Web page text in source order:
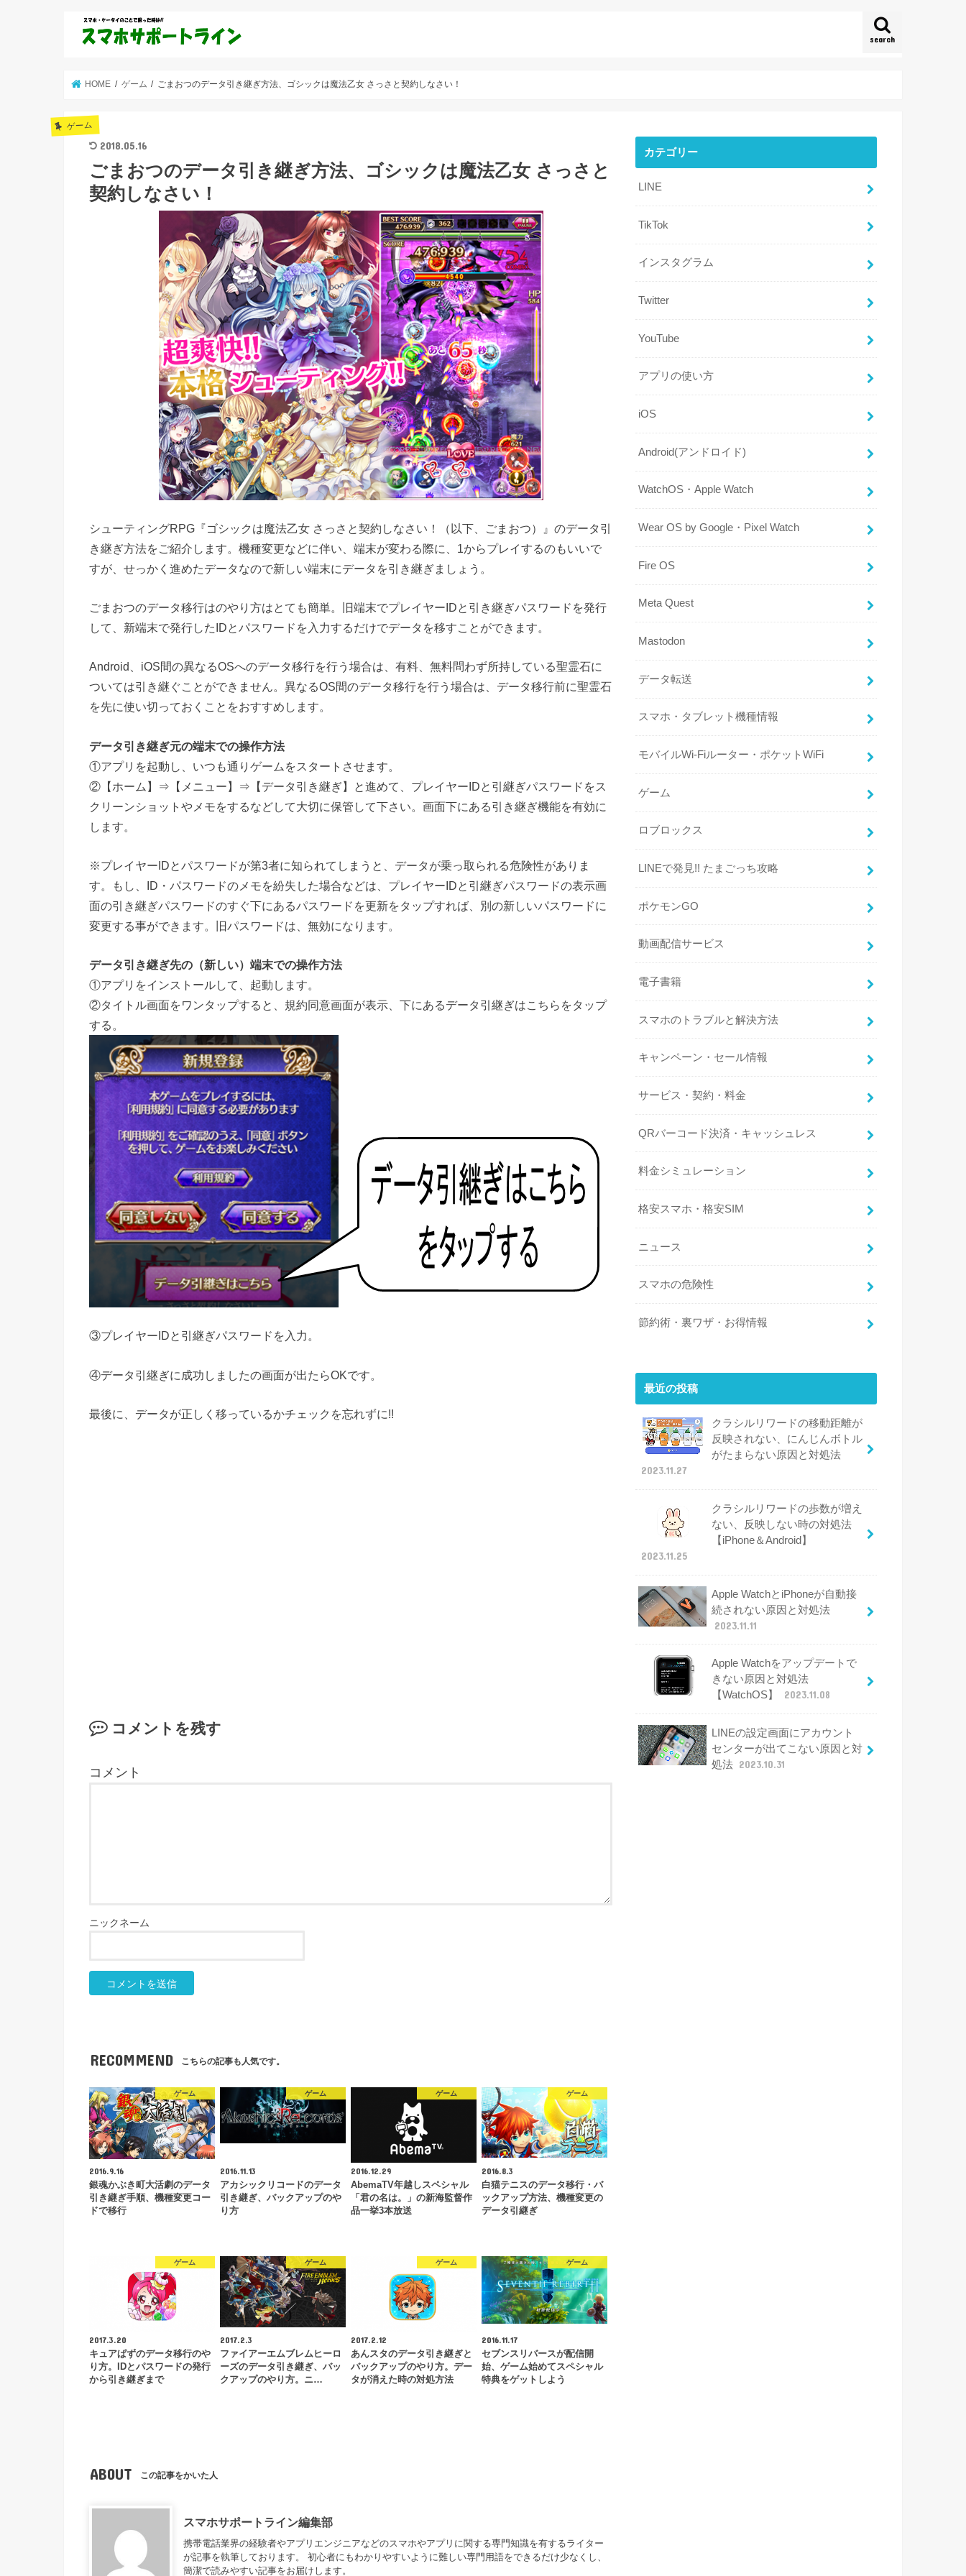
search
HOME ゲーム ごまおつのデータ引き継ぎ方法、ゴシックは魔法乙女 さっさと契約しなさい！
ゲーム
2018.05.16
ごまおつのデータ引き継ぎ方法、ゴシックは魔法乙女 さっさと
契約しなさい！
シューティングRPG『ゴシックは魔法乙女 さっさと契約しなさい！（以下、ごまおつ）』のデータ引
き継ぎ方法をご紹介します。機種変更などに伴い、端末が変わる際に、1からプレイするのもいいで
すが、せっかく進めたデータなので新しい端末にデータを引き継ぎましょう。
ごまおつのデータ移行はのやり方はとても簡単。旧端末でプレイヤーIDと引き継ぎパスワードを発行
して、新端末で発行したIDとパスワードを入力するだけでデータを移すことができます。
Android、iOS間の異なるOSへのデータ移行を行う場合は、有料、無料問わず所持している聖霊石に
ついては引き継ぐことができません。異なるOS間のデータ移行を行う場合は、データ移行前に聖霊石
を先に使い切っておくことをおすすめします。
データ引き継ぎ元の端末での操作方法
①アプリを起動し、いつも通りゲームをスタートさせます。
②【ホーム】⇒【メニュー】⇒【データ引き継ぎ】と進めて、プレイヤーIDと引継ぎパスワードをス
クリーンショットやメモをするなどして大切に保管して下さい。画面下にある引き継ぎ機能を有効に
します。
※プレイヤーIDとパスワードが第3者に知られてしまうと、データが乗っ取られる危険性がありま
す。もし、ID・パスワードのメモを紛失した場合などは、プレイヤーIDと引継ぎパスワードの表示画
面の引き継ぎパスワードのすぐ下にあるパスワードを更新をタップすれば、別の新しいパスワードに
変更する事ができます。旧パスワードは、無効になります。
データ引き継ぎ先の（新しい）端末での操作方法
①アプリをインストールして、起動します。
②タイトル画面をワンタップすると、規約同意画面が表示、下にあるデータ引継ぎはこちらをタップ
する。
③プレイヤーIDと引継ぎパスワードを入力。
④データ引継ぎに成功しましたの画面が出たらOKです。
最後に、データが正しく移っているかチェックを忘れずに!!
コメントを残す
RECOMMEND こちらの記事も人気です。
ゲーム
2016.9.16
銀魂かぶき町大活劇のデータ
引き継ぎ手順、機種変更コー
ドで移行
ゲーム
2016.11.13
アカシックリコードのデータ
引き継ぎ、バックアップのや
り方
ゲーム
2016.12.29
AbemaTV年越しスペシャル
「君の名は。」の新海監督作
品一挙3本放送
ゲーム
2016.8.3
白猫テニスのデータ移行・バ
ックアップ方法、機種変更の
データ引継ぎ
ゲーム
2017.3.20
キュアぱずのデータ移行のや
り方。IDとパスワードの発行
から引き継ぎまで
ゲーム
2017.2.3
ファイアーエムブレムヒーロ
ーズのデータ引き継ぎ、バッ
クアップのやり方。ニ…
ゲーム
2017.2.12
あんスタのデータ引き継ぎと
バックアップのやり方。デー
タが消えた時の対処方法
ゲーム
2016.11.17
セブンスリバースが配信開
始、ゲーム始めてスペシャル
特典をゲットしよう
ABOUT この記事をかいた人
スマホサポートライン編集部
携帯電話業界の経験者やアプリエンジニアなどのスマホやアプリに関する専門知識を有するライター
が記事を執筆しております。 初心者にもわかりやすいように難しい専門用語をできるだけ少なくし、
簡潔で読みやすい記事をお届けします。
カテゴリー
LINE
TikTok
インスタグラム
Twitter
YouTube
アプリの使い方
iOS
Android(アンドロイド)
WatchOS・Apple Watch
Wear OS by Google・Pixel Watch
Fire OS
Meta Quest
Mastodon
データ転送
スマホ・タブレット機種情報
モバイルWi-Fiルーター・ポケットWiFi
ゲーム
ロブロックス
LINEで発見!! たまごっち攻略
ポケモンGO
動画配信サービス
電子書籍
スマホのトラブルと解決方法
キャンペーン・セール情報
サービス・契約・料金
QRバーコード決済・キャッシュレス
料金シミュレーション
格安スマホ・格安SIM
ニュース
スマホの危険性
節約術・裏ワザ・お得情報
最近の投稿
クラシルリワードの移動距離が
反映されない、にんじんボトル
がたまらない原因と対処法
2023.11.27
クラシルリワードの歩数が増え
ない、反映しない時の対処法
【iPhone＆Android】
2023.11.25
Apple WatchとiPhoneが自動接
続されない原因と対処法
2023.11.11
Apple Watchをアップデートで
きない原因と対処法
【WatchOS】
2023.11.08
LINEの設定画面にアカウント
センターが出てこない原因と対
処法 2023.10.31